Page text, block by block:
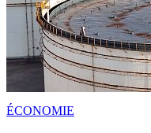
ÉCONOMIE